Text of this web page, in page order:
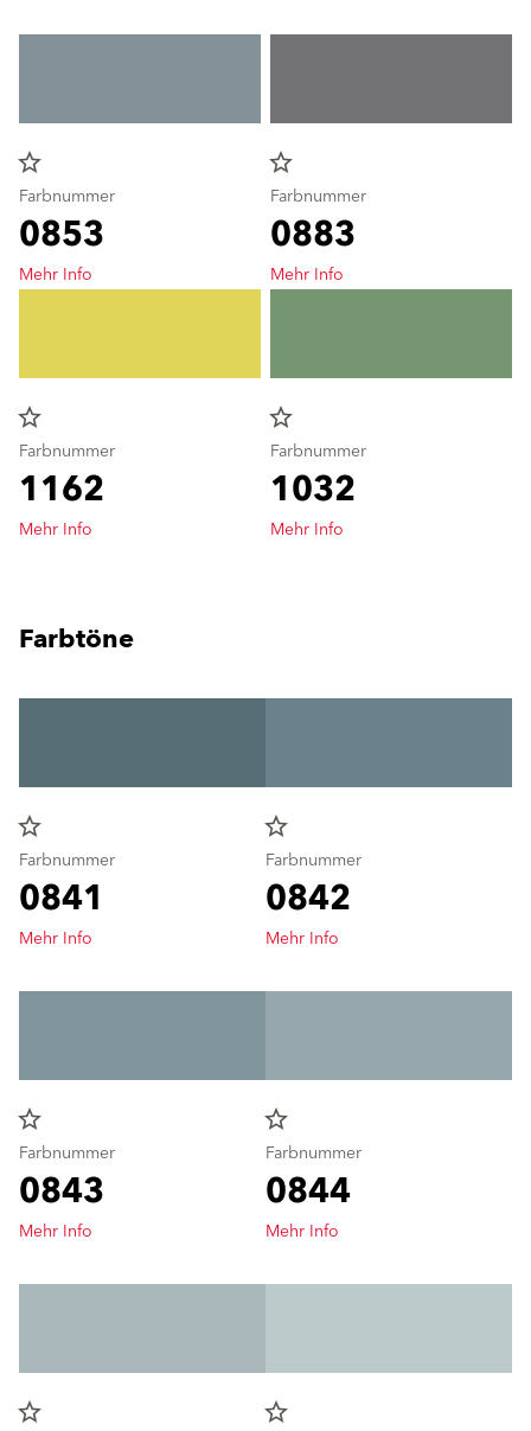
star_border
Farbnummer
0853
Mehr Info
star_border
Farbnummer
1162
Mehr Info
star_border
Farbnummer
0883
Mehr Info
star_border
Farbnummer
1032
Mehr Info
Farbtöne
star_border
Farbnummer
0841
Mehr Info
star_border
Farbnummer
0842
Mehr Info
star_border
Farbnummer
0843
Mehr Info
star_border
Farbnummer
0844
Mehr Info
star_border
star_border